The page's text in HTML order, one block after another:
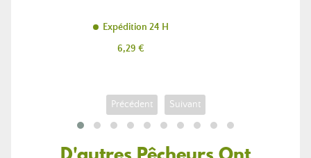
Expédition 24 H
Prix
6,29 €
Précédent Suivant